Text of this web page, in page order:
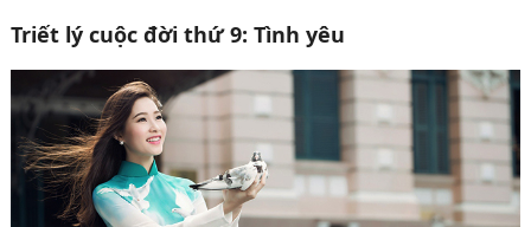
Triết lý cuộc đời thứ 9: Tình yêu